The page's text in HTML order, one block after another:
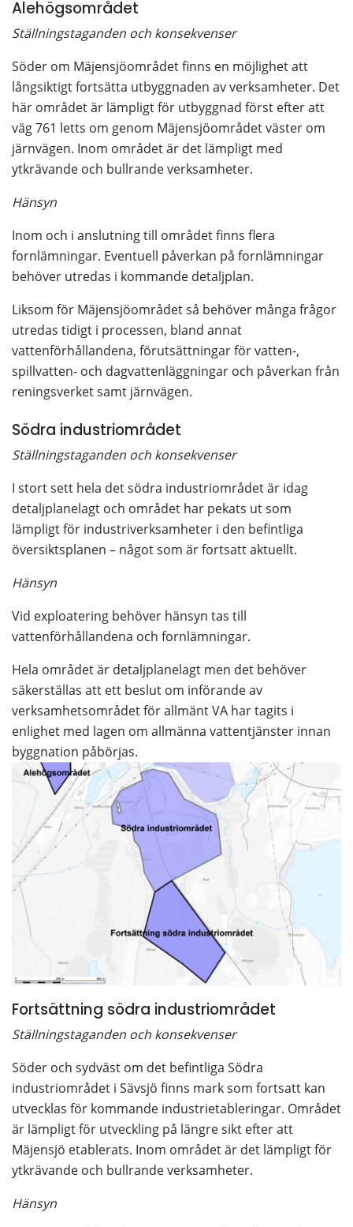
Alehögsområdet
Ställningstaganden och konsekvenser
Söder om Mäjensjöområdet finns en möjlighet att
långsiktigt fortsätta utbyggnaden av verksamheter. Det
här området är lämpligt för utbyggnad först efter att
väg 761 letts om genom Mäjensjöområdet väster om
järnvägen. Inom området är det lämpligt med
ytkrävande och bullrande verksamheter.
Hänsyn
Inom och i anslutning till området finns flera
fornlämningar. Eventuell påverkan på fornlämningar
behöver utredas i kommande detaljplan.
Liksom för Mäjensjöområdet så behöver många frågor
utredas tidigt i processen, bland annat
vattenförhållandena, förutsättningar för vatten-,
spillvatten- och dagvattenläggningar och påverkan från
reningsverket samt järnvägen.
Södra industriområdet
Ställningstaganden och konsekvenser
I stort sett hela det södra industriområdet är idag
detaljplanelagt och området har pekats ut som
lämpligt för industriverksamheter i den befintliga
översiktsplanen – något som är fortsatt aktuellt.
Hänsyn
Vid exploatering behöver hänsyn tas till
vattenförhållandena och fornlämningar.
Hela området är detaljplanelagt men det behöver
säkerställas att ett beslut om införande av
verksamhetsområdet för allmänt VA har tagits i
enlighet med lagen om allmänna vattentjänster innan
byggnation påbörjas.
Fortsättning södra industriområdet
Ställningstaganden och konsekvenser
Söder och sydväst om det befintliga Södra
industriområdet i Sävsjö finns mark som fortsatt kan
utvecklas för kommande industrietableringar. Området
är lämpligt för utveckling på längre sikt efter att
Mäjensjö etablerats. Inom området är det lämpligt för
ytkrävande och bullrande verksamheter.
Hänsyn